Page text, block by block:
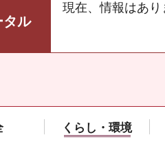
タル
現在、情報はあり
くらし・環境